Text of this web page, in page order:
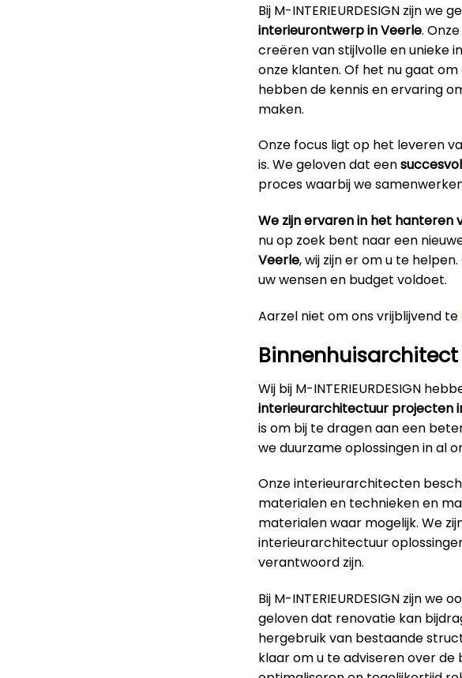
Bij M-INTERIEURDESIGN zijn
interieurontwerp in Veerle.
creëren van stijlvolle en unieke
onze klanten. Of het nu gaat om
hebben de kennis en ervaring
maken.
Onze focus ligt op het leveren
is. We geloven dat een
proces waarbij we
We zijn ervaren in het hanteren
nu op zoek bent naar een
Veerle, wij zijn er om u te
uw wensen en budget voldoet.
Aarzel niet om ons vrijblijvend te
Binnenhuisarchitect
Wij bij M-INTERIEURDESIGN
interieurarchitectuur projecten
is om bij te dragen aan een
we duurzame oplossingen in al
Onze interieurarchitecten
materialen en technieken en
materialen waar mogelijk. We
interieurarchitectuur
verantwoord zijn.
Bij M-INTERIEURDESIGN zijn we
geloven dat renovatie kan
hergebruik van bestaande
klaar om u te adviseren over